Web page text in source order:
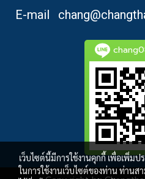
E-mail
เว็บไซต์นี้มีการใช้งานคุกกี้ เพื่อเพิ่
ในการใช้งานเว็บไซต์ของท่าน ท่านส